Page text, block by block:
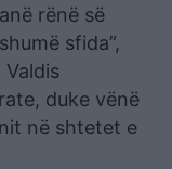
rënë së
sfida”,
duke vënë
në shtetet e